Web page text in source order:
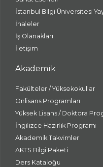
İstanbul Bilgi Üniversitesi
İhaleler
İş Olanakları
İletişim
Akademik
Fakülteler / Yüksekokullar
Önlisans Programları
Yüksek Lisans / Doktora
İngilizce Hazırlık Programı
Akademik Takvimler
AKTS Bilgi Paketi
Ders Kataloğu